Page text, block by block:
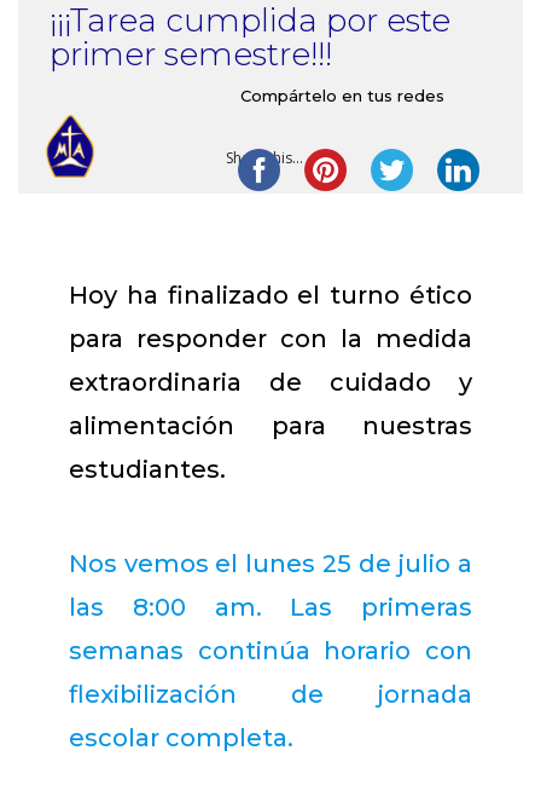
¡¡¡Tarea cumplida por este
primer semestre!!!
Compártelo en tus redes
Share this...
Hoy ha finalizado el turno ético
para responder con la medida
extraordinaria de cuidado y
alimentación para nuestras
estudiantes.
Nos vemos el lunes 25 de julio a
las 8:00 am. Las primeras
semanas continúa horario con
flexibilización de jornada
escolar completa.